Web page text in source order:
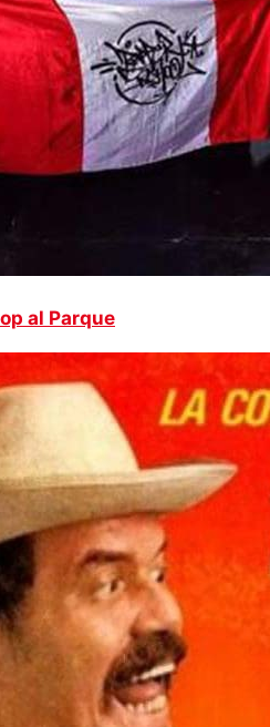
al Parque